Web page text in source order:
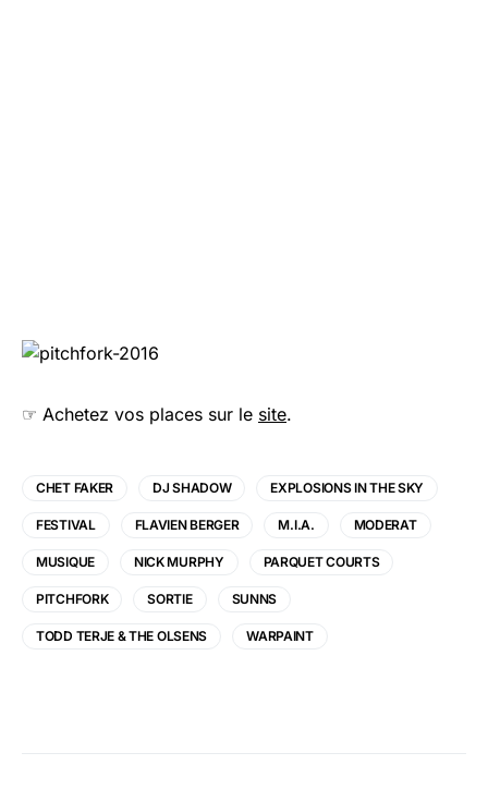
☞ Achetez vos places sur le site.
CHET FAKER DJ SHADOW EXPLOSIONS IN THE SKY
FESTIVAL FLAVIEN BERGER M.I.A. MODERAT
MUSIQUE NICK MURPHY PARQUET COURTS
PITCHFORK SORTIE SUNNS
TODD TERJE & THE OLSENS WARPAINT